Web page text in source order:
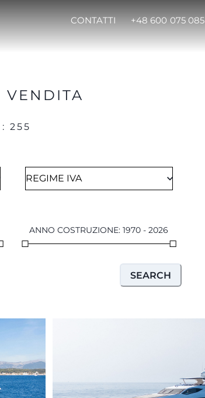
CONTATTI +48 600 075 085
VENDITA
: 255
ANNO COSTRUZIONE:1970 -2026
SEARCH